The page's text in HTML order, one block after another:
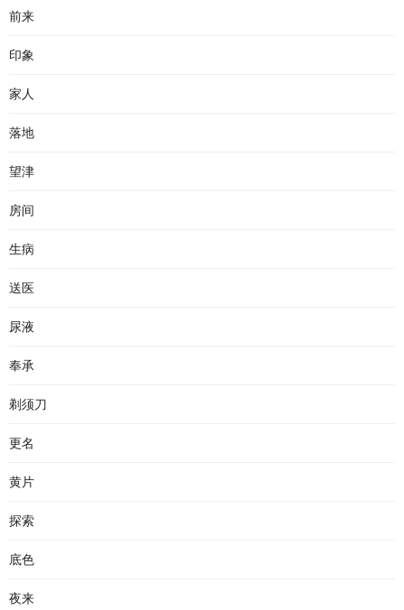
前来
印象
家人
落地
望津
房间
生病
送医
尿液
奉承
剃须刀
更名
黄片
探索
底色
夜来